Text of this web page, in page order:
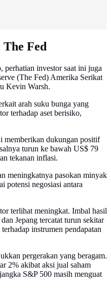
Fed
investor saat ini juga
(The Fed) Amerika Serikat
Kevin Warsh.
arah suku bunga yang
terhadap aset berisiko,
memberikan dukungan positif
turun ke bawah US$ 79
tekanan inflasi.
meningkatnya pasokan minyak
potensi negosiasi antara
terlihat meningkat. Imbal hasil
Jepang tercatat turun sekitar
instrumen pendapatan
pergerakan yang beragam.
2% akibat aksi jual saham
S&P 500 masih menguat